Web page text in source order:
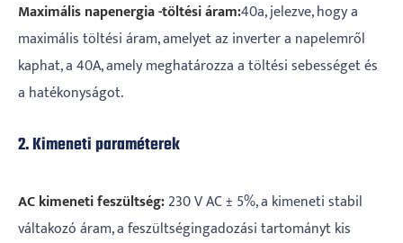
Maximális napenergia -töltési áram:40a, jelezve, hogy a
maximális töltési áram, amelyet az inverter a napelemről
kaphat, a 40A, amely meghatározza a töltési sebességet és
a hatékonyságot.
2. Kimeneti paraméterek
AC kimeneti feszültség:230 V AC ± 5%, a kimeneti stabil
váltakozó áram, a feszültségingadozási tartományt kis